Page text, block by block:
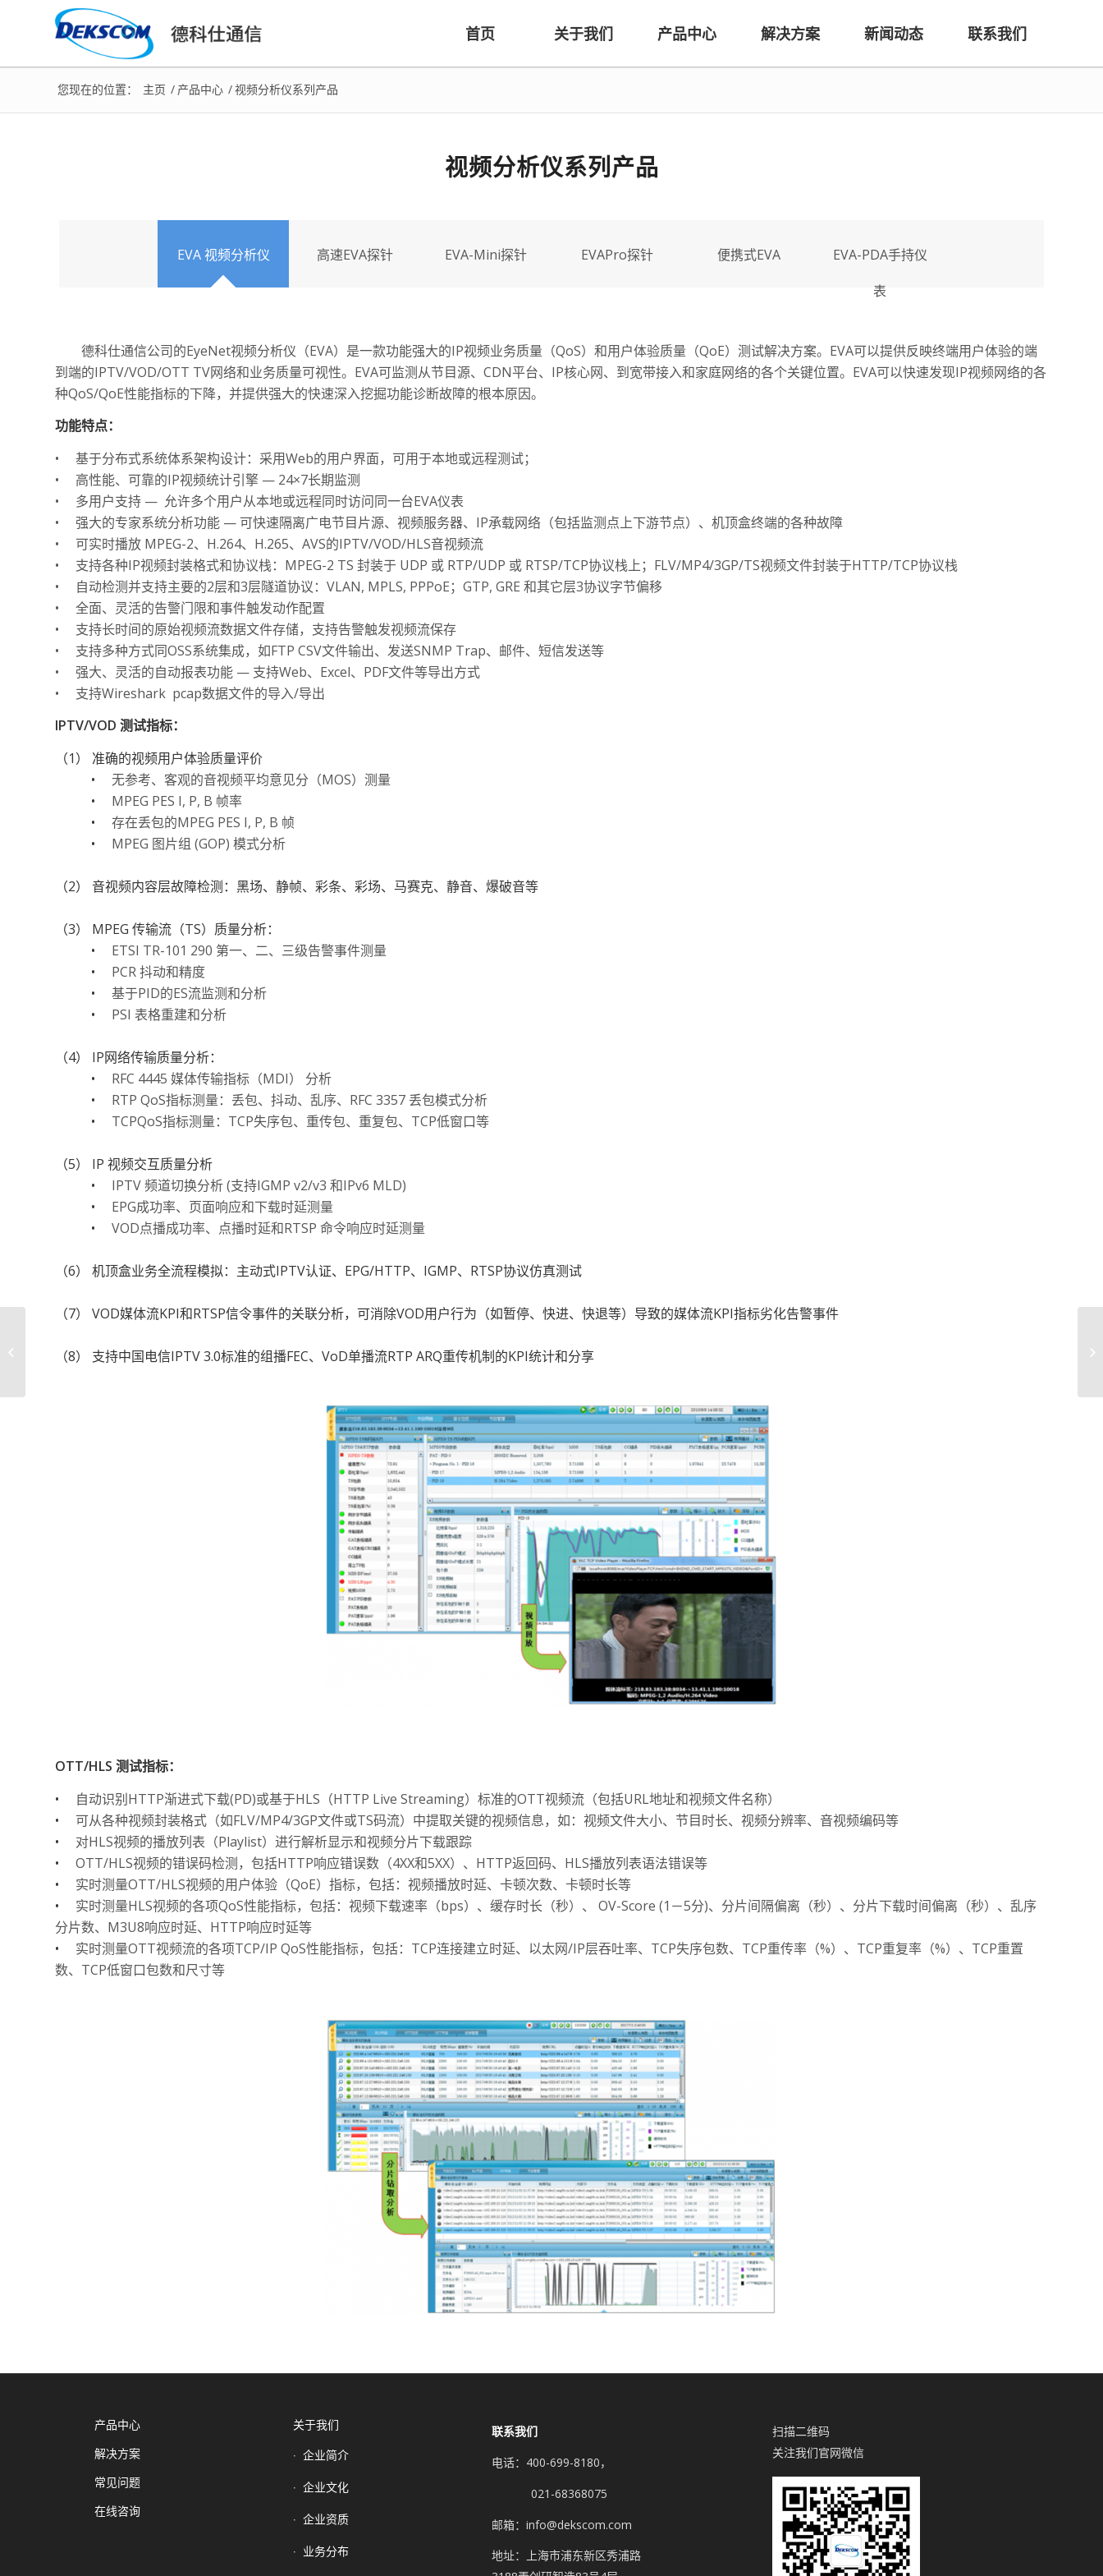
首页 关于我们 产品中心 解决方案 新闻动态 联系我们
您现在的位置： 主页 / 产品中心 /视频分析仪系列产品
视频分析仪系列产品
EVA 视频分析仪 高速EVA探针 EVA-Mini探针 EVAPro探针 便携式EVA
EVA-PDA手持仪
表
德科仕通信公司的EyeNet视频分析仪（EVA）是一款功能强大的IP视频业务质量（QoS）和用户体验质量（QoE）测试解决方案。EVA可以提供反映终端用户体验的端
到端的IPTV/VOD/OTT TV网络和业务质量可视性。EVA可监测从节目源、CDN平台、IP核心网、到宽带接入和家庭网络的各个关键位置。EVA可以快速发现IP视频网络的各
种QoS/QoE性能指标的下降，并提供强大的快速深入挖掘功能诊断故障的根本原因。
功能特点：
•
基于分布式系统体系架构设计：采用Web的用户界面，可用于本地或远程测试；
•
高性能、可靠的IP视频统计引擎 — 24×7长期监测
•
多用户支持 — 允许多个用户从本地或远程同时访问同一台EVA仪表
•
强大的专家系统分析功能 — 可快速隔离广电节目片源、视频服务器、IP承载网络（包括监测点上下游节点）、机顶盒终端的各种故障
•
可实时播放 MPEG-2、H.264、H.265、AVS的IPTV/VOD/HLS音视频流
•
支持各种IP视频封装格式和协议栈：MPEG-2 TS 封装于 UDP 或 RTP/UDP 或 RTSP/TCP协议栈上；FLV/MP4/3GP/TS视频文件封装于HTTP/TCP协议栈
•
自动检测并支持主要的2层和3层隧道协议：VLAN, MPLS, PPPoE；GTP, GRE 和其它层3协议字节偏移
•
全面、灵活的告警门限和事件触发动作配置
•
支持长时间的原始视频流数据文件存储，支持告警触发视频流保存
•
支持多种方式同OSS系统集成，如FTP CSV文件输出、发送SNMP Trap、邮件、短信发送等
•
强大、灵活的自动报表功能 — 支持Web、Excel、PDF文件等导出方式
•
支持Wireshark pcap数据文件的导入/导出
IPTV/VOD 测试指标：
（1） 准确的视频用户体验质量评价
• 无参考、客观的音视频平均意见分（MOS）测量
• MPEG PES I, P, B 帧率
• 存在丢包的MPEG PES I, P, B 帧
• MPEG 图片组 (GOP) 模式分析
（2） 音视频内容层故障检测：黑场、静帧、彩条、彩场、马赛克、静音、爆破音等
（3） MPEG 传输流（TS）质量分析：
• ETSI TR-101 290 第一、二、三级告警事件测量
• PCR 抖动和精度
• 基于PID的ES流监测和分析
• PSI 表格重建和分析
（4） IP网络传输质量分析：
• RFC 4445 媒体传输指标（MDI） 分析
• RTP QoS指标测量：丢包、抖动、乱序、RFC 3357 丢包模式分析
• TCPQoS指标测量：TCP失序包、重传包、重复包、TCP低窗口等
（5） IP 视频交互质量分析
• IPTV 频道切换分析 (支持IGMP v2/v3 和IPv6 MLD)
• EPG成功率、页面响应和下载时延测量
• VOD点播成功率、点播时延和RTSP 命令响应时延测量
（6） 机顶盒业务全流程模拟：主动式IPTV认证、EPG/HTTP、IGMP、RTSP协议仿真测试
（7） VOD媒体流KPI和RTSP信令事件的关联分析，可消除VOD用户行为（如暂停、快进、快退等）导致的媒体流KPI指标劣化告警事件
（8） 支持中国电信IPTV 3.0标准的组播FEC、VoD单播流RTP ARQ重传机制的KPI统计和分享
OTT/HLS 测试指标：
• 自动识别HTTP渐进式下载(PD)或基于HLS（HTTP Live Streaming）标准的OTT视频流（包括URL地址和视频文件名称）
• 可从各种视频封装格式（如FLV/MP4/3GP文件或TS码流）中提取关键的视频信息，如：视频文件大小、节目时长、视频分辨率、音视频编码等
• 对HLS视频的播放列表（Playlist）进行解析显示和视频分片下载跟踪
• OTT/HLS视频的错误码检测，包括HTTP响应错误数（4XX和5XX）、HTTP返回码、HLS播放列表语法错误等
• 实时测量OTT/HLS视频的用户体验（QoE）指标，包括：视频播放时延、卡顿次数、卡顿时长等
• 实时测量HLS视频的各项QoS性能指标，包括：视频下载速率（bps）、缓存时长（秒）、 OV-Score (1－5分)、分片间隔偏离（秒）、分片下载时间偏离（秒）、乱序
分片数、M3U8响应时延、HTTP响应时延等
• 实时测量OTT视频流的各项TCP/IP QoS性能指标，包括：TCP连接建立时延、以太网/IP层吞吐率、TCP失序包数、TCP重传率（%）、TCP重复率（%）、TCP重置
数、TCP低窗口包数和尺寸等
产品中心
解决方案
常见问题
在线咨询
关于我们
企业简介
企业文化
企业资质
业务分布
联系我们
电话：400-699-8180，
021-68368075
邮箱：info@dekscom.com
地址：上海市浦东新区秀浦路
扫描二维码
关注我们官网微信
多画面分析仪